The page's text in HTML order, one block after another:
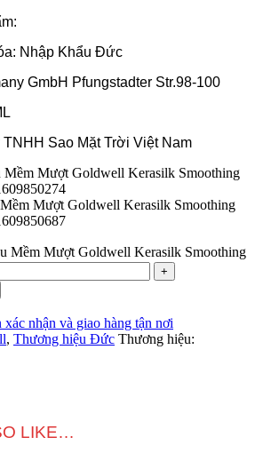
Nhập Khẩu Đức
GmbH Pfungstadter Str.98-100
Sao Mặt Trời Việt Nam
Mềm Mượt Goldwell Kerasilk Smoothing
Mượt Goldwell Kerasilk Smoothing
Mềm Mượt Goldwell Kerasilk Smoothing
xác nhận và giao hàng tận nơi
, Thương hiệu Đức Thương hiệu:
LIKE…